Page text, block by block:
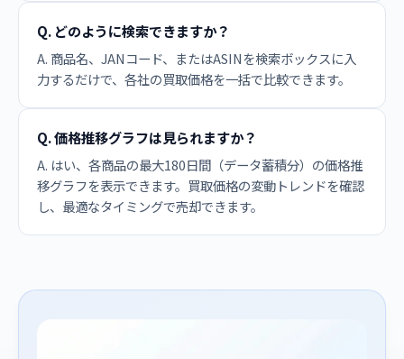
Q. どのように検索できますか？
A. 商品名、JANコード、またはASINを検索ボックスに入
力するだけで、各社の買取価格を一括で比較できます。
Q. 価格推移グラフは見られますか？
A. はい、各商品の最大180日間（データ蓄積分）の価格推
移グラフを表示できます。買取価格の変動トレンドを確認
し、最適なタイミングで売却できます。